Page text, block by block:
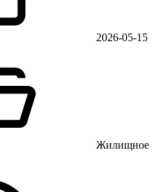
2026-05-15
Жилищное